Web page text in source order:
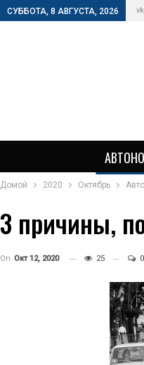
СУББОТА, 8 АВГУСТА, 2026 vk
Домой 2020 Октябрь
3 причины,
On Окт 12, 2020 25 0